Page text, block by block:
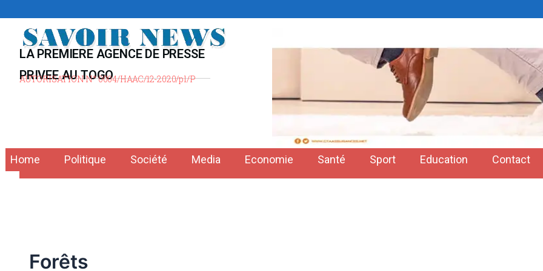
contenu
LA PREMIERE AGENCE DE PRESSE
PRIVEE AU TOGO
AUTORISATION N° 0004/HAAC/12-2020/pl/P
Home Politique Société Media Economie Santé Sport Education Contact
Forêts